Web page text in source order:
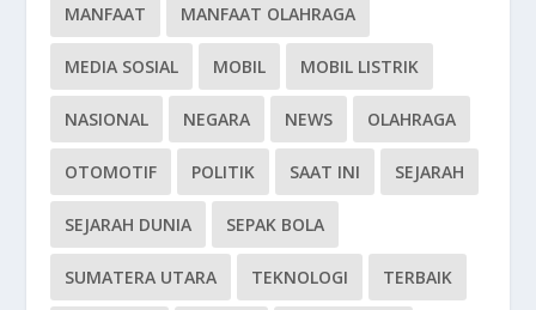
MANFAAT MANFAAT OLAHRAGA
MEDIA SOSIAL MOBIL MOBIL LISTRIK
NASIONAL NEGARA NEWS OLAHRAGA
OTOMOTIF POLITIK SAAT INI SEJARAH
SEJARAH DUNIA SEPAK BOLA
SUMATERA UTARA TEKNOLOGI TERBAIK